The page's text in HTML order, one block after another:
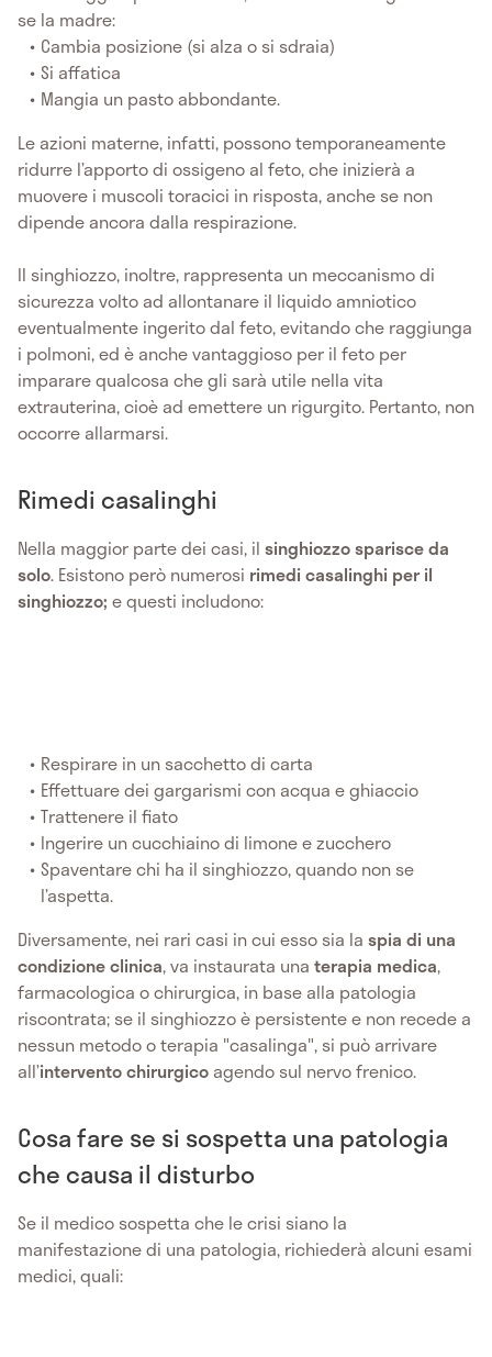
se la madre:
Cambia posizione (si alza o si sdraia)
Si affatica
Mangia un pasto abbondante.
Le azioni materne, infatti, possono temporaneamente
ridurre l’apporto di ossigeno al feto, che inizierà a
muovere i muscoli toracici in risposta, anche se non
dipende ancora dalla respirazione.
Il singhiozzo, inoltre, rappresenta un meccanismo di
sicurezza volto ad allontanare il liquido amniotico
eventualmente ingerito dal feto, evitando che raggiunga
i polmoni, ed è anche vantaggioso per il feto per
imparare qualcosa che gli sarà utile nella vita
extrauterina, cioè ad emettere un rigurgito. Pertanto, non
occorre allarmarsi.
Rimedi casalinghi
Nella maggior parte dei casi, il singhiozzosparisce da
solo. Esistono però numerosi rimedi casalinghi per il
singhiozzo; e questi includono:
Respirare in un sacchetto di carta
Effettuare dei gargarismi con acqua e ghiaccio
Trattenere il fiato
Ingerire un cucchiaino di limone e zucchero
Spaventare chi ha il singhiozzo, quando non se
l’aspetta.
Diversamente, nei rari casi in cui esso sia la spia di una
condizione clinica, va instaurata una terapia medica,
farmacologica o chirurgica, in base alla patologia
riscontrata; se il singhiozzo è persistente e non recede a
nessun metodo o terapia "casalinga", si può arrivare
all’intervento chirurgico agendo sul nervo frenico.
Cosa fare se si sospetta una patologia
che causa il disturbo
Se il medico sospetta che le crisi siano la
manifestazione di una patologia, richiederà alcuni esami
medici, quali: